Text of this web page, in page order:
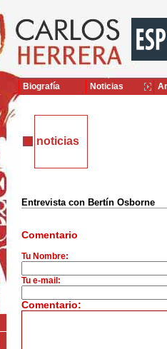
noticias
Entrevista con Bertín Osborne
Comentario
Tu Nombre:
Tu e-mail:
Comentario:
Biografía Noticias